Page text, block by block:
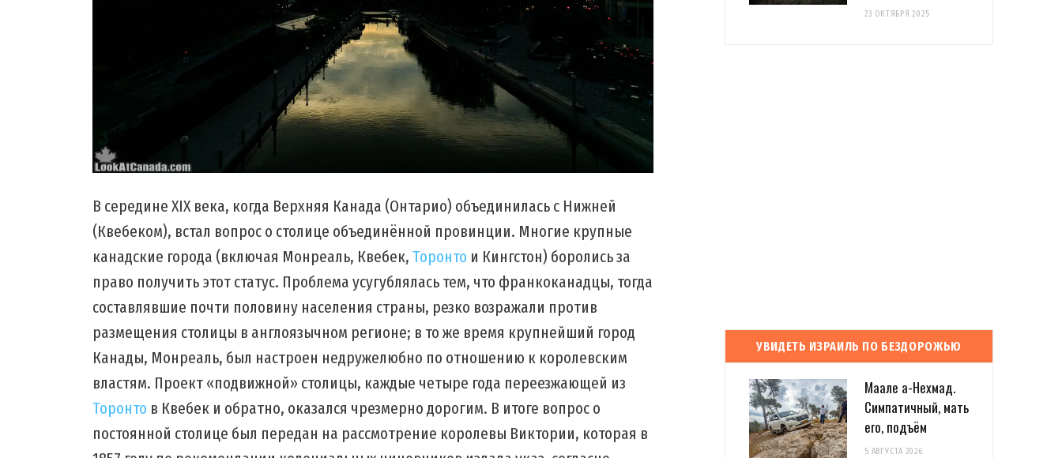
В середине XIX века, когда Верхняя Канада (Онтарио) объединилась с Нижней
(Квебеком), встал вопрос о столице объединённой провинции. Многие крупные
канадские города (включая Монреаль, Квебек,Торонто и Кингстон) боролись за
право получить этот статус. Проблема усугублялась тем, что франкоканадцы, тогда
составлявшие почти половину населения страны, резко возражали против
размещения столицы в англоязычном регионе; в то же время крупнейший город
Канады, Монреаль, был настроен недружелюбно по отношению к королевским
властям. Проект «подвижной» столицы, каждые четыре года переезжающей из
Торонто в Квебек и обратно, оказался чрезмерно дорогим. В итоге вопрос о
постоянной столице был передан на рассмотрение королевы Виктории, которая в
23 ОКТЯБРЯ 2025
УВИДЕТЬ ИЗРАИЛЬ ПО БЕЗДОРОЖЬЮ
Маале а-Нехмад.
Симпатичный, мать
его, подъём
5 АВГУСТА 2026